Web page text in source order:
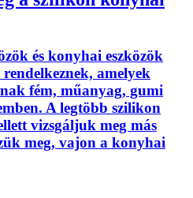
és konyhai eszközök
amelyek
fém, műanyag, gumi
A legtöbb szilikon
vizsgáljuk meg más
meg, vajon a konyhai